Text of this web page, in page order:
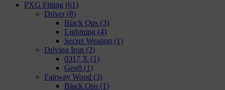
PXG Fitting (61)
Driver (8)
Black Ops (3)
Lightning (4)
Secret Weapon (1)
Driving Iron (2)
0317 X (1)
Gen8 (1)
Fairway Wood (3)
Black Ops (1)